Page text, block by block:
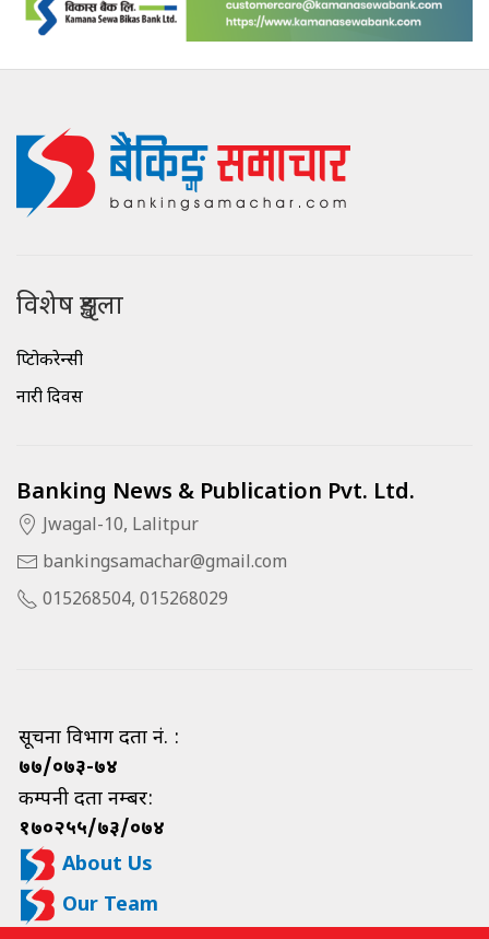
विशेष शृङ्खला
क्रिप्टोकरेन्सी
नारी दिवस
Banking News & Publication Pvt. Ltd.
Jwagal-10, Lalitpur
bankingsamachar@gmail.com
015268504, 015268029
सूचना विभाग दर्ता नं. :
७७/०७३-७४
कम्पनी दर्ता नम्बर:
१७०२५५/७३/०७४
About Us
Our Team